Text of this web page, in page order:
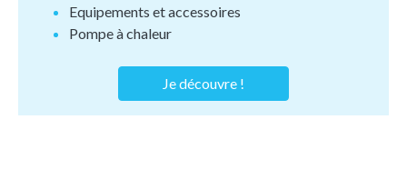
Equipements et accessoires
Pompe à chaleur
Je découvre !